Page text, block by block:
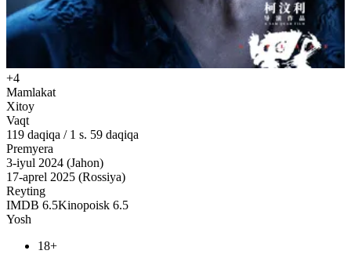
+4
Mamlakat
Xitoy
Vaqt
119 daqiqa / 1 s. 59 daqiqa
Premyera
3-iyul 2024 (Jahon)
17-aprel 2025 (Rossiya)
Reyting
IMDB 6.5Kinopoisk 6.5
Yosh
18+